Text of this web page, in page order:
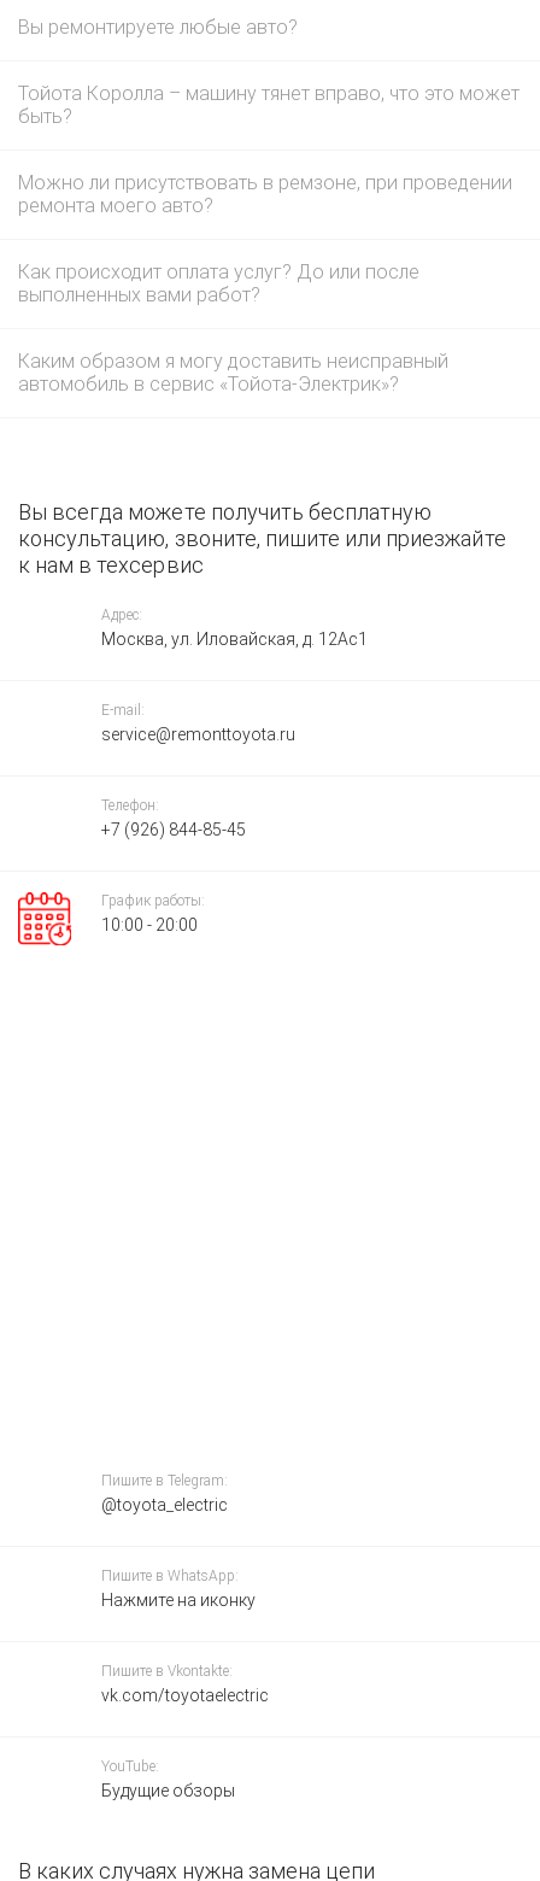
Вы ремонтируете любые авто?
Тойота Королла – машину тянет вправо, что это может
быть?
Можно ли присутствовать в ремзоне, при проведении
ремонта моего авто?
Как происходит оплата услуг? До или после
выполненных вами работ?
Каким образом я могу доставить неисправный
автомобиль в сервис «Тойота-Электрик»?
Вы всегда можете получить бесплатную
консультацию, звоните, пишите или приезжайте
к нам в техсервис
Адрес:
Москва, ул. Иловайская, д. 12Ас1
E-mail:
service@remonttoyota.ru
Телефон:
+7 (926) 844-85-45
График работы:
10:00 - 20:00
Пишите в Telegram:
@toyota_electric
Пишите в WhatsApp:
Нажмите на иконку
Пишите в Vkontakte:
vk.com/toyotaelectric
YouTube:
Будущие обзоры
В каких случаях нужна замена цепи